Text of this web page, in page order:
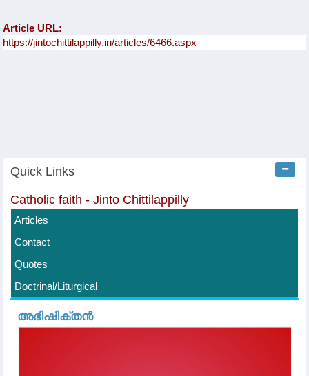
Article URL:
Quick Links
Catholic faith - Jinto Chittilappilly
Articles
Contact
Quotes
Doctrinal/Liturgical
അഭിഷിക്തൻ